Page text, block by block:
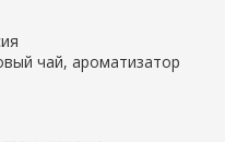
чай, ароматизатор